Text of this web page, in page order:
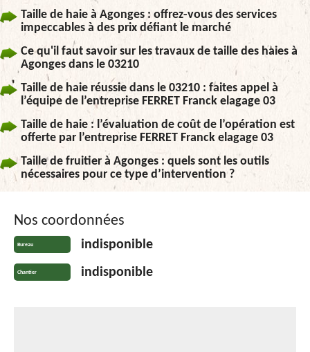
Taille de haie à Agonges : offrez-vous des services
impeccables à des prix défiant le marché
Ce qu'il faut savoir sur les travaux de taille des haies à
Agonges dans le 03210
Taille de haie réussie dans le 03210 : faites appel à
l’équipe de l’entreprise FERRET Franck elagage 03
Taille de haie : l’évaluation de coût de l’opération est
offerte par l’entreprise FERRET Franck elagage 03
Taille de fruitier à Agonges : quels sont les outils
nécessaires pour ce type d’intervention ?
Nos coordonnées
Bureau indisponible
Chantier indisponible